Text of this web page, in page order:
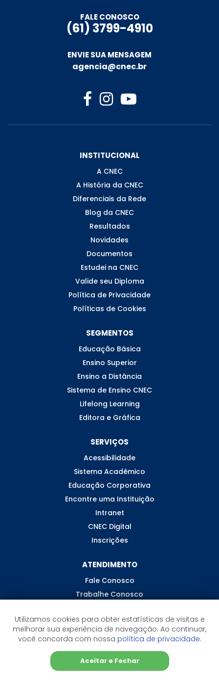
FALE CONOSCO
(61) 3799-4910
ENVIE SUA MENSAGEM
agencia@cnec.br
INSTITUCIONAL
A CNEC
A História da CNEC
Diferenciais da Rede
Blog da CNEC
Resultados
Novidades
Documentos
Estudei na CNEC
Valide seu Diploma
Política de Privacidade
Políticas de Cookies
SEGMENTOS
Educação Básica
Ensino Superior
Ensino a Distância
Sistema de Ensino CNEC
Lifelong Learning
Editora e Gráfica
SERVIÇOS
Acessibilidade
Sistema Acadêmico
Educação Corporativa
Encontre uma Instituição
Intranet
CNEC Digital
Inscrições
ATENDIMENTO
Fale Conosco
Trabalhe Conosco
©2026 CNEC - Todos os direitos reservados
Sistema de Ensino CNEC
Utilizamos cookies para obter estatísticas de visitas e
melhorar sua experiência de navegação. Ao continuar,
você concorda com nossa política de privacidade.
Aceitar e Fechar